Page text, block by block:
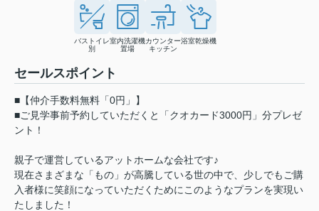
バストイレ
別
室内洗濯機
置場
カウンター
キッチン
浴室乾燥機
セールスポイント
■【仲介手数料無料「0円」】
■ご見学事前予約していただくと「クオカード3000円」分プレゼ
ント！
親子で運営しているアットホームな会社です♪
現在さまざまな「もの」が高騰している世の中で、少しでもご購
入者様に笑顔になっていただくためにこのようなプランを実現い
たしました！